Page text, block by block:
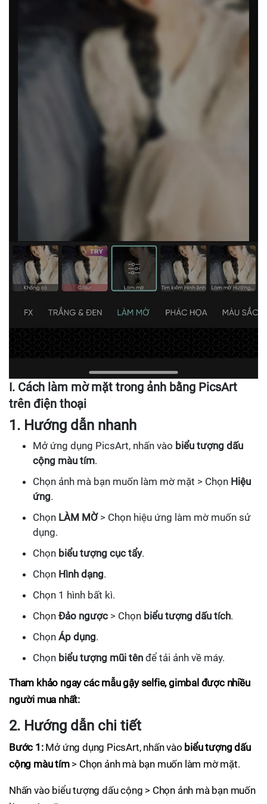
I. Cách làm mờ mặt trong ảnh bằng PicsArt
trên điện thoại
1. Hướng dẫn nhanh
Mở ứng dụng PicsArt, nhấn vào biểu tượng dấu
cộng màu tím.
Chọn ảnh mà bạn muốn làm mờ mặt > Chọn Hiệu
ứng.
Chọn LÀM MỜ> Chọn hiệu ứng làm mờ muốn sử
dụng.
Chọn biểu tượng cục tẩy.
Chọn Hình dạng.
Chọn 1 hình bất kì.
Chọn Đảo ngược > Chọn biểu tượng dấu tích.
Chọn Áp dụng.
Chọn biểu tượng mũi tên để tải ảnh về máy.
Tham khảo ngay các mẫu gậy selfie, gimbal được nhiều
người mua nhất:
2. Hướng dẫn chi tiết
Bước 1:Mở ứng dụng PicsArt, nhấn vào biểu tượng dấu
cộng màu tím> Chọn ảnh mà bạn muốn làm mờ mặt.
Nhấn vào biểu tượng dấu cộng > Chọn ảnh mà bạn muốn